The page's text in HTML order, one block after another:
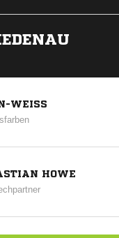
WEISS
HOWE